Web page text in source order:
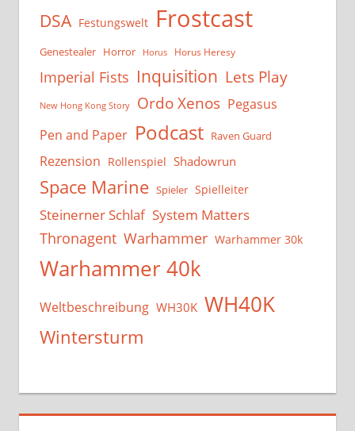
DSA Festungswelt Frostcast
Genestealer Horror Horus Horus Heresy
Imperial Fists Inquisition Lets Play
New Hong Kong Story Ordo Xenos Pegasus
Pen and Paper Podcast Raven Guard
Rezension Rollenspiel Shadowrun
Space Marine Spieler Spielleiter
Steinerner Schlaf System Matters
Thronagent Warhammer Warhammer 30k
Warhammer 40k
Weltbeschreibung WH30K WH40K
Wintersturm